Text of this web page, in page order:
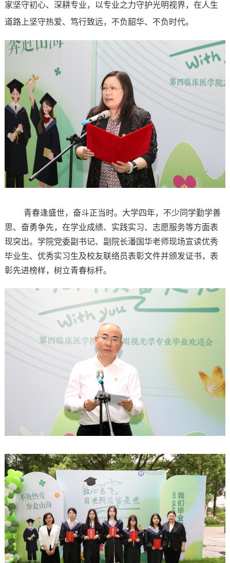
家坚守初心、深耕专业，以专业之力守护光明视界，在人生
道路上坚守热爱、笃行致远，不负韶华、不负时代。
青春逢盛世，奋斗正当时。大学四年，不少同学勤学善
思、奋勇争先，在学业成绩、实践实习、志愿服务等方面表
现突出。学院党委副书记、副院长潘国华老师现场宣读优秀
毕业生、优秀实习生及校友联络员表彰文件并颁发证书，表
彰先进榜样，树立青春标杆。